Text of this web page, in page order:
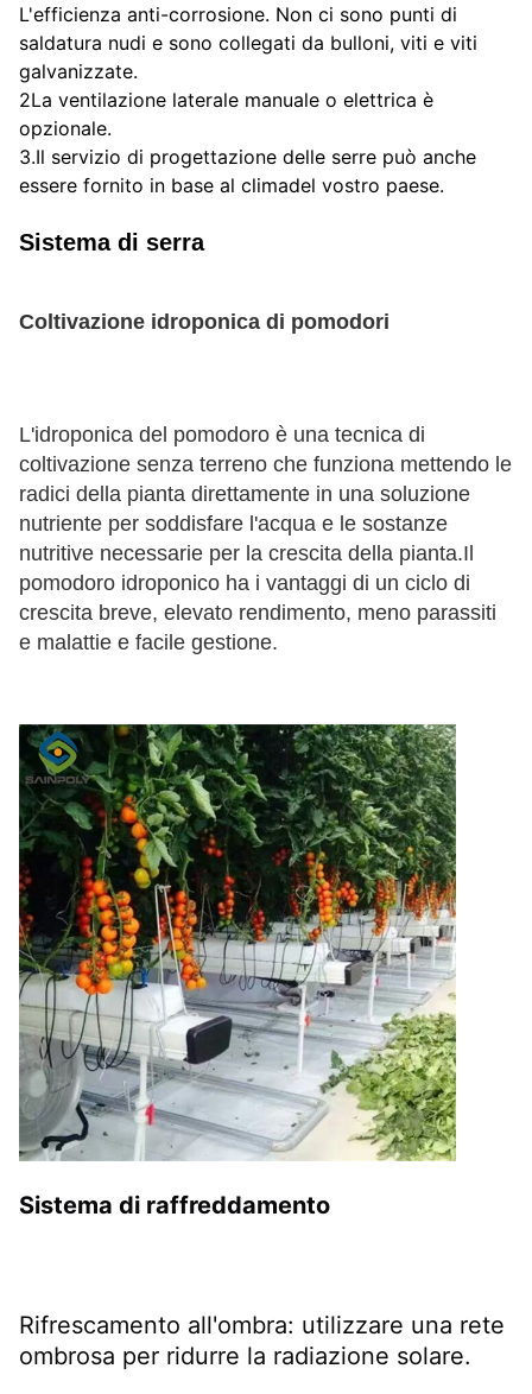
L'efficienza anti-corrosione. Non ci sono punti di
saldatura nudi e sono collegati da bulloni, viti e viti
galvanizzate.
2La ventilazione laterale manuale o elettrica è
opzionale.
3.Il servizio di progettazione delle serre può anche
essere fornito in base al climadel vostro paese.
Sistema di serra
Coltivazione idroponica di pomodori
L'idroponica del pomodoro è una tecnica di
coltivazione senza terreno che funziona mettendo le
radici della pianta direttamente in una soluzione
nutriente per soddisfare l'acqua e le sostanze
nutritive necessarie per la crescita della pianta.Il
pomodoro idroponico ha i vantaggi di un ciclo di
crescita breve, elevato rendimento, meno parassiti
e malattie e facile gestione.
Sistema di raffreddamento
Rifrescamento all'ombra: utilizzare una rete
ombrosa per ridurre la radiazione solare.